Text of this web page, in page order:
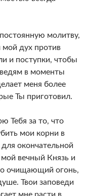
молитву,
мой дух против
и поступки, чтобы
в моменты
меня более
Ты приготовил.
Тебя за то, что
мои корни в
окончательной
вечный Князь и
очищающий огонь,
Твои заповеди